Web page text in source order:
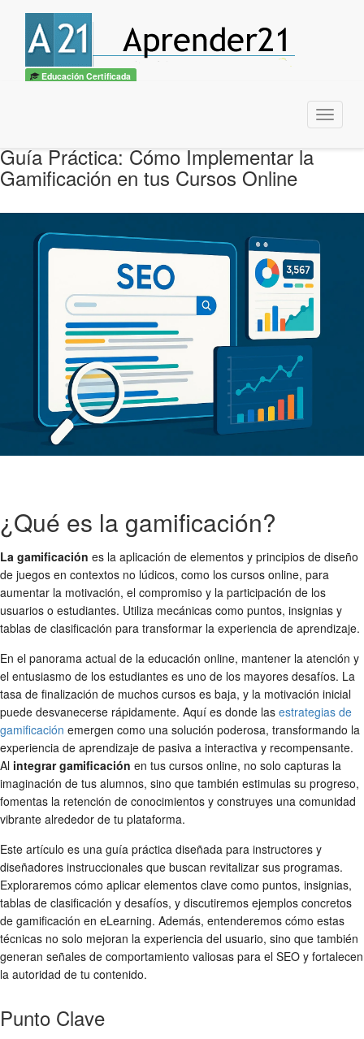
Educación Certificada
Menu
Guía Práctica: Cómo Implementar la
Gamificación en tus Cursos Online
¿Qué es la gamificación?
La gamificación es la aplicación de elementos y principios de diseño
de juegos en contextos no lúdicos, como los cursos online, para
aumentar la motivación, el compromiso y la participación de los
usuarios o estudiantes. Utiliza mecánicas como puntos, insignias y
tablas de clasificación para transformar la experiencia de aprendizaje.
En el panorama actual de la educación online, mantener la atención y
el entusiasmo de los estudiantes es uno de los mayores desafíos. La
tasa de finalización de muchos cursos es baja, y la motivación inicial
puede desvanecerse rápidamente. Aquí es donde las estrategias de
gamificación emergen como una solución poderosa, transformando la
experiencia de aprendizaje de pasiva a interactiva y recompensante.
Al integrar gamificación en tus cursos online, no solo capturas la
imaginación de tus alumnos, sino que también estimulas su progreso,
fomentas la retención de conocimientos y construyes una comunidad
vibrante alrededor de tu plataforma.
Este artículo es una guía práctica diseñada para instructores y
diseñadores instruccionales que buscan revitalizar sus programas.
Exploraremos cómo aplicar elementos clave como puntos, insignias,
tablas de clasificación y desafíos, y discutiremos ejemplos concretos
de gamificación en eLearning. Además, entenderemos cómo estas
técnicas no solo mejoran la experiencia del usuario, sino que también
generan señales de comportamiento valiosas para el SEO y fortalecen
la autoridad de tu contenido.
Punto Clave